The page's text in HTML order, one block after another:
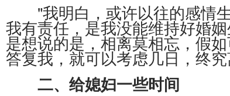
"我明白，或许以往的感情生
我有责任，是我没能维持好婚
是想说的是，相离莫相忘，假
答复我，就可以考虑几日，终
二、给媳妇一些时间